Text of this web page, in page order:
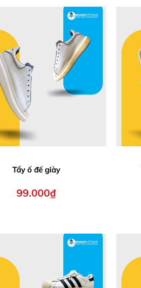
Tẩy ố đế giày
99.000₫